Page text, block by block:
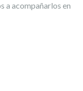
a acompañarlos en